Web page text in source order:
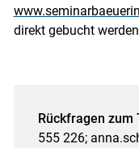
direkt gebucht
Rückfragen zum
555 226;